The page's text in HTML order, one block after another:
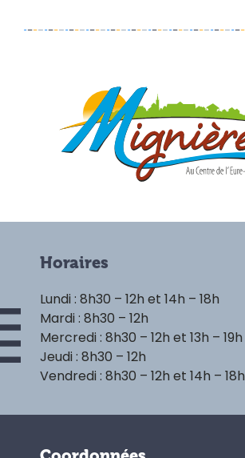
Horaires
Lundi : 8h30 – 12h et 14h – 18h
Mardi : 8h30 – 12h
Mercredi : 8h30 – 12h et 13h – 19h
Jeudi : 8h30 – 12h
Vendredi : 8h30 – 12h et 14h – 18h